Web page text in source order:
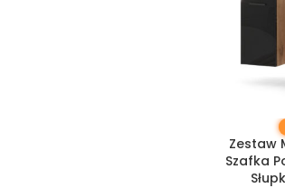
DODAJ DO
Zestaw
Szafka